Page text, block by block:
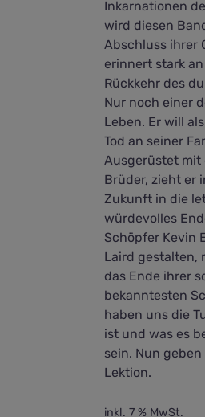
Inkarnationen
wird diesen
Abschluss ihrer
erinnert stark an
Rückkehr des
Nur noch einer
Leben. Er will
Tod an seiner
Ausgerüstet mit
Brüder, zieht er
Zukunft in die
würdevolles
Schöpfer Kevin
Laird gestalten,
das Ende ihrer
bekanntesten
haben uns die
ist und was es
sein. Nun
Lektion.
inkl. 7 % MwSt.